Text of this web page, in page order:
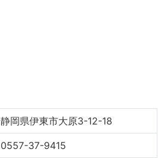
静岡県伊東市大原3-12-18
0557-37-9415